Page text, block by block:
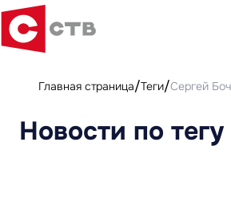
Главная страница Теги Сергей
Новости по тегу